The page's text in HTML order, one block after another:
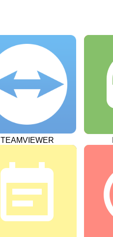
TEAMVIEWER